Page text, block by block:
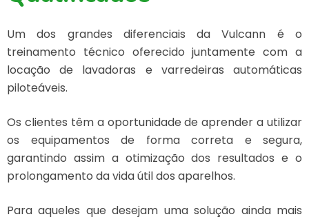
Um dos grandes diferenciais da Vulcann é o
treinamento técnico oferecido juntamente com a
locação de lavadoras e varredeiras automáticas
piloteáveis.
Os clientes têm a oportunidade de aprender a utilizar
os equipamentos de forma correta e segura,
garantindo assim a otimização dos resultados e o
prolongamento da vida útil dos aparelhos.
Para aqueles que desejam uma solução ainda mais